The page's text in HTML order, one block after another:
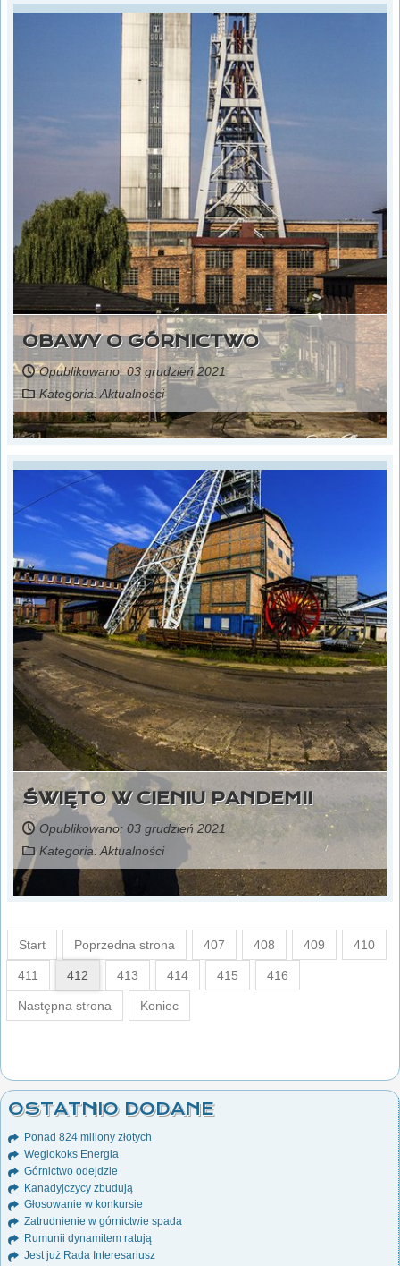
OBAWY O GÓRNICTWO
Opublikowano: 03 grudzień 2021
Kategoria:Aktualności
ŚWIĘTO W CIENIU PANDEMII
Opublikowano: 03 grudzień 2021
Kategoria:Aktualności
Start Poprzedna strona 407 408 409 410
411 412 413 414 415 416
Następna strona Koniec
OSTATNIO DODANE
Ponad 824 miliony złotych
Węglokoks Energia
Górnictwo odejdzie
Kanadyjczycy zbudują
Głosowanie w konkursie
Zatrudnienie w górnictwie spada
Rumunii dynamitem ratują
Jest już Rada Interesariusz